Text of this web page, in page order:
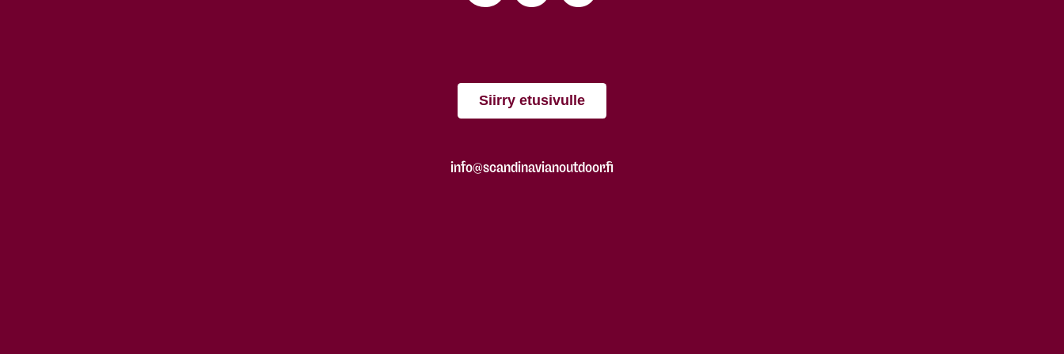
Siirry etusivulle
info@scandinavianoutdoor.fi